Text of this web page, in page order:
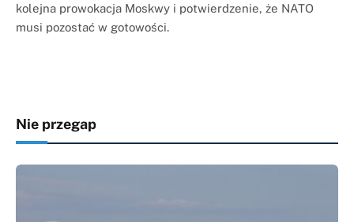
kolejna prowokacja Moskwy i potwierdzenie, że NATO
musi pozostać w gotowości.
Nie przegap